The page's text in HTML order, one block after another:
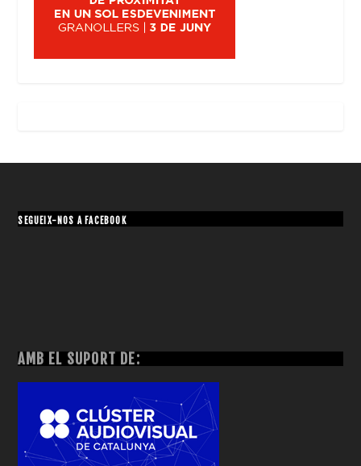
SEGUEIX-NOS A FACEBOOK
AMB EL SUPORT DE: